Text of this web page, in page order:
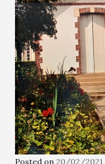
Posted on Posted
20/02/2021